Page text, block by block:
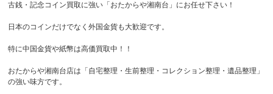
古銭・記念コイン買取に強い「おたからや湘南台」にお任せ下さい！
日本のコインだけでなく外国金貨も大歓迎です。
特に中国金貨や紙幣は高価買取中！！
おたからや湘南台店は「自宅整理・生前整理・コレクション整理・遺品整理」
の強い味方です。